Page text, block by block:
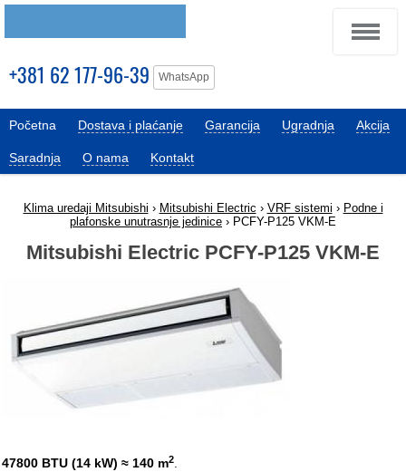
+381 62 177-96-39 WhatsApp
Početna Dostava i plaćanje Garancija Ugradnja Akcija
Saradnja O nama Kontakt
Klima uredaji Mitsubishi › Mitsubishi Electric › VRF sistemi › Podne i
plafonske unutrasnje jedinice › PCFY-P125 VKM-E
Mitsubishi Electric PCFY-P125 VKM-E
47800 BTU (14 kW) ≈ 140 m2.